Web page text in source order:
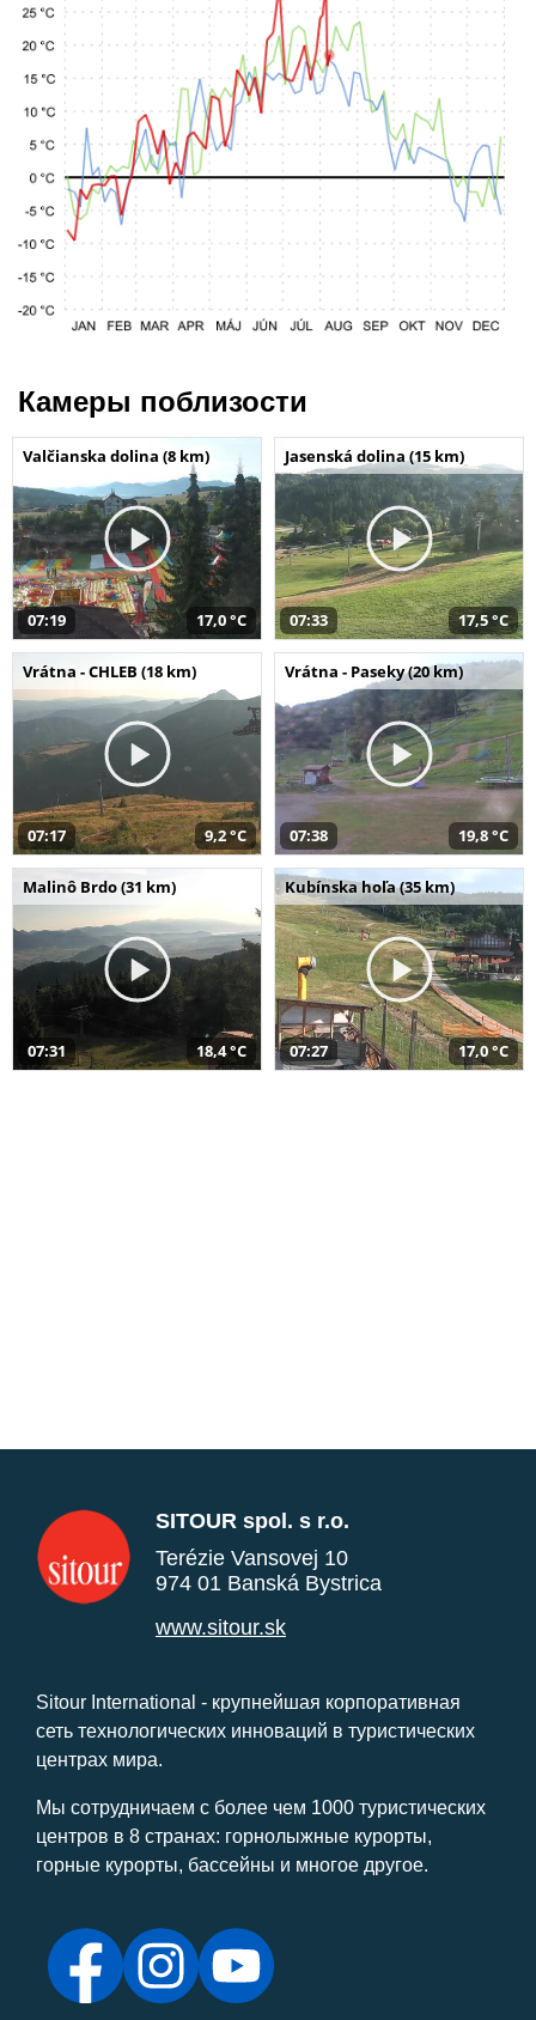
Камеры поблизости
Valčianska dolina (8 km)
07:19 17,0 °C
Jasenská dolina (15 km)
07:33 17,5 °C
Vrátna - CHLEB (18 km)
07:17 9,2 °C
Vrátna - Paseky (20 km)
07:38 19,8 °C
Malinô Brdo (31 km)
07:31 18,4 °C
Kubínska hoľa (35 km)
07:27 17,0 °C
SITOUR spol. s r.o.
Terézie Vansovej 10
974 01 Banská Bystrica
www.sitour.sk
Sitour International - крупнейшая корпоративная
сеть технологических инноваций в туристических
центрах мира.
Мы сотрудничаем с более чем 1000 туристических
центров в 8 странах: горнолыжные курорты,
горные курорты, бассейны и многое другое.